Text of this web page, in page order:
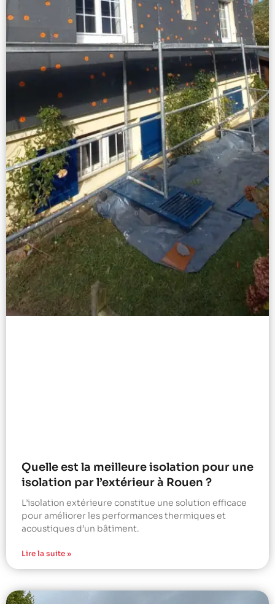
Quelle est la meilleure isolation pour une
isolation par l’extérieur à Rouen ?
L’isolation extérieure constitue une solution efficace
pour améliorer les performances thermiques et
acoustiques d’un bâtiment.
Lire la suite »